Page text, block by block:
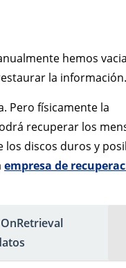
hemos
la información.
Pero físicamente la
recuperar los
los discos duros y
empresa de